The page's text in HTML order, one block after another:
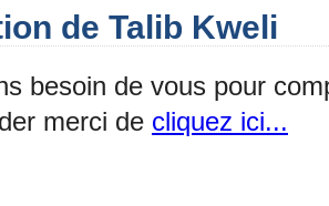
de Talib Kweli
besoin de vous pour
merci de cliquez ici...